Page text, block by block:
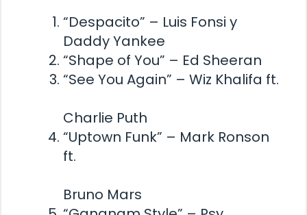
“Despacito” – Luis Fonsi y
Daddy Yankee
“Shape of You” – Ed Sheeran
“See You Again” – Wiz Khalifa ft.
Charlie Puth
“Uptown Funk” – Mark Ronson
ft.
Bruno Mars